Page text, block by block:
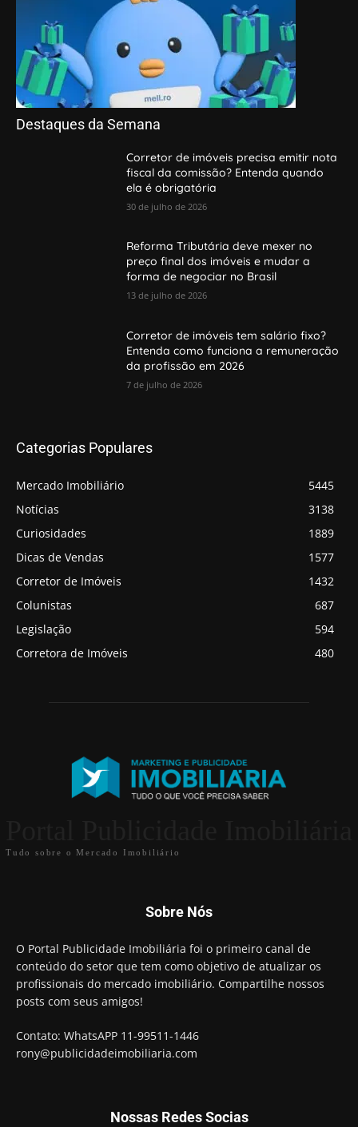
Destaques da Semana
Corretor de imóveis precisa emitir nota
fiscal da comissão? Entenda quando
ela é obrigatória
30 de julho de 2026
Reforma Tributária deve mexer no
preço final dos imóveis e mudar a
forma de negociar no Brasil
13 de julho de 2026
Corretor de imóveis tem salário fixo?
Entenda como funciona a remuneração
da profissão em 2026
7 de julho de 2026
Categorias Populares
Mercado Imobiliário
5445
Notícias
3138
Curiosidades
1889
Dicas de Vendas
1577
Corretor de Imóveis
1432
Colunistas
687
Legislação
594
Corretora de Imóveis
480
Tudo sobre o Mercado Imobiliário
Sobre Nós
O Portal Publicidade Imobiliária foi o primeiro canal de
conteúdo do setor que tem como objetivo de atualizar os
profissionais do mercado imobiliário. Compartilhe nossos
posts com seus amigos!
Contato: WhatsAPP 11-99511-1446
rony@publicidadeimobiliaria.com
Nossas Redes Socias